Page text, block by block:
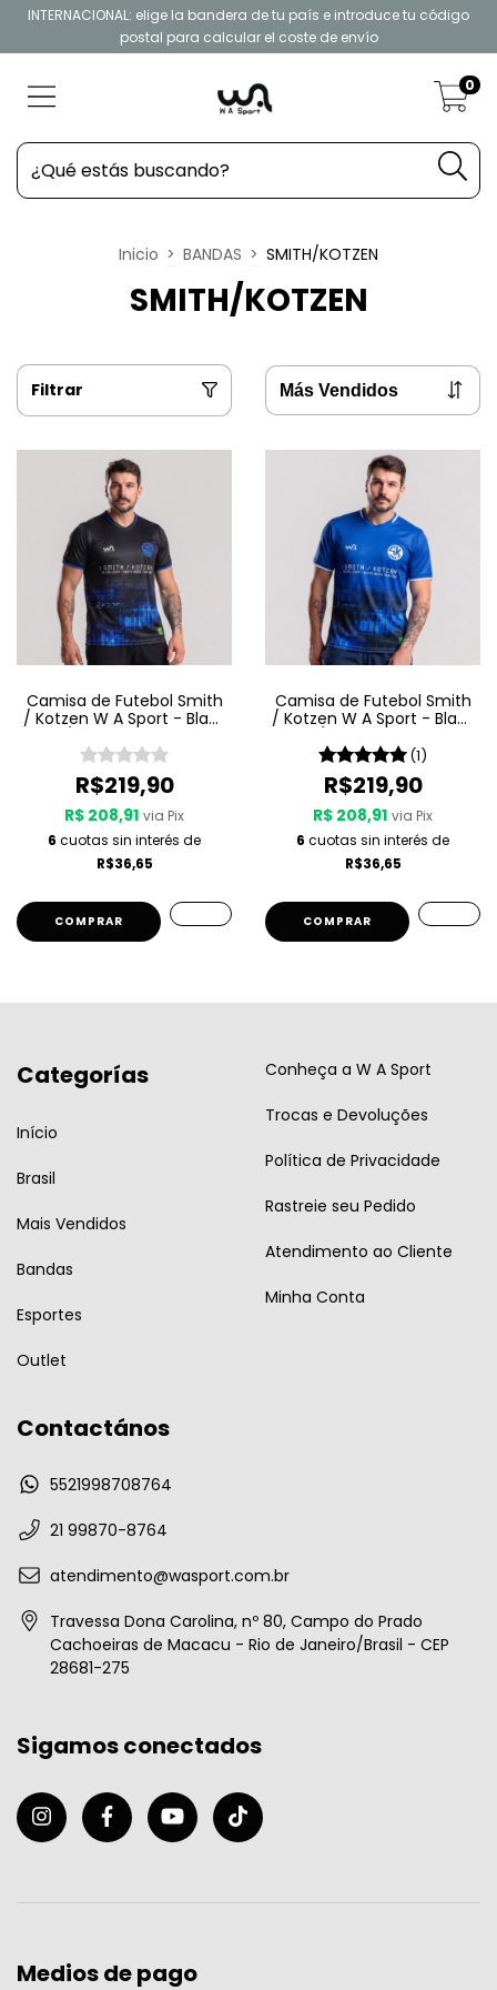
INTERNACIONAL: elige la bandera de tu país e introduce tu código
postal para calcular el coste de envío
0
Inicio > BANDAS > SMITH/KOTZEN
SMITH/KOTZEN
Filtrar
Camisa de Futebol Smith
/ Kotzen W A Sport - Black
R$219,90
R$ 208,91 via Pix
6 cuotas sin interés de
R$36,65
COMPRAR
Camisa de Futebol Smith
/ Kotzen W A Sport - Black
(1)
R$219,90
R$ 208,91 via Pix
6 cuotas sin interés de
R$36,65
COMPRAR
Categorías
Início
Brasil
Mais Vendidos
Bandas
Esportes
Outlet
Conheça a W A Sport
Trocas e Devoluções
Política de Privacidade
Rastreie seu Pedido
Atendimento ao Cliente
Minha Conta
Contactános
5521998708764
21 99870-8764
atendimento@wasport.com.br
Travessa Dona Carolina, nº 80, Campo do Prado
Cachoeiras de Macacu - Rio de Janeiro/Brasil - CEP
28681-275
Sigamos conectados
Medios de pago